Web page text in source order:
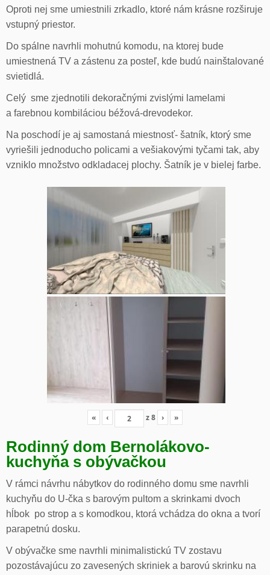
Oproti nej sme umiestnili zrkadlo, ktoré nám krásne rozširuje
vstupný priestor.
Do spálne navrhli mohutnú komodu, na ktorej bude
umiestnená TV a zástenu za posteľ, kde budú nainštalované
svietidlá.
Celý sme zjednotili dekoračnými zvislými lamelami
a farebnou kombiláciou béžová-drevodekor.
Na poschodí je aj samostaná miestnosť- šatník, ktorý sme
vyriešili jednoducho policami a vešiakovými tyčami tak, aby
vzniklo množstvo odkladacej plochy. Šatník je v bielej farbe.
« ‹ z8 › »
Rodinný dom Bernolákovo-
kuchyňa s obývačkou
V rámci návrhu nábytkov do rodinného domu sme navrhli
kuchyňu do U-čka s barovým pultom a skrinkami dvoch
hĺbok po strop a s komodkou, ktorá vchádza do okna a tvorí
parapetnú dosku.
V obývačke sme navrhli minimalistickú TV zostavu
pozostávajúcu zo zavesených skriniek a barovú skrinku na